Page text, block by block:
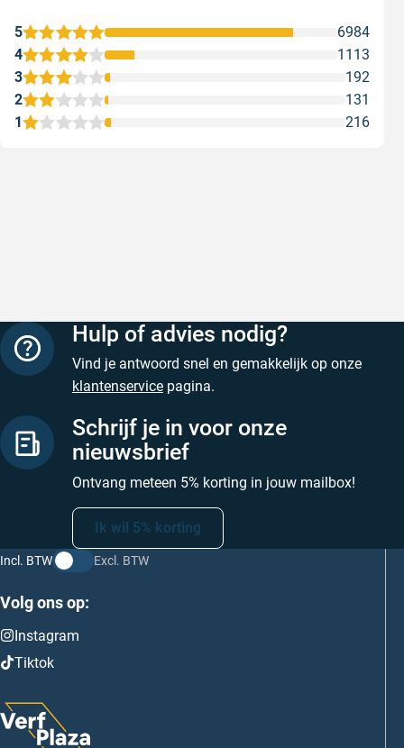
1 216
2 131
3 192
4 1113
5 6984
Hulp of advies nodig?
Vind je antwoord snel en gemakkelijk op onze
klantenservice pagina.
Schrijf je in voor onze
nieuwsbrief
Ontvang meteen 5% korting in jouw mailbox!
Ik wil 5% korting
Incl. BTW Excl. BTW
Volg ons op:
Instagram
Tiktok